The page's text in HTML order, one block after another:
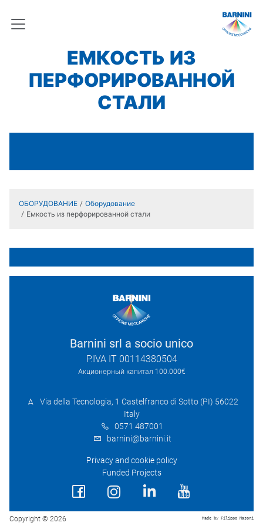
ЕМКОСТЬ ИЗ
ПЕРФОРИРОВАННОЙ
СТАЛИ
ОБОРУДОВАНИЕ
Оборудование
Емкость из перфорированной стали
Barnini srl a socio unico
P.IVA IT 00114380504
Акционерный капитал 100.000€
Via della Tecnologia, 1 Castelfranco di Sotto (PI) 56022
Italy
0571 487001
barnini@barnini.it
Privacy and cookie policy
Funded Projects
Copyright © 2026 Made by Filippo Masoni